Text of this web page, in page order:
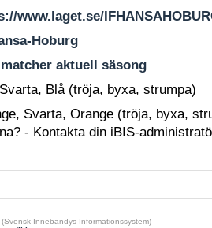
www.laget.se/
Hoburg
aktuell säsong
Blå (tröja, byxa, strumpa)
Svarta, Orange (tröja, byxa,
- Kontakta din iBIS-
Innebandys Informationssystem)